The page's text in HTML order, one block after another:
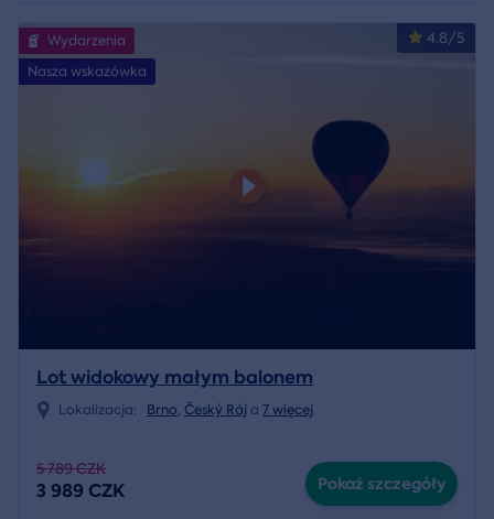
4.8/5
Wydarzenia
Nasza wskazówka
Lot widokowy małym balonem
Lokalizacja: Brno, Český Ráj a 7 więcej
5 789 CZK
3 989 CZK Pokaż szczegóły